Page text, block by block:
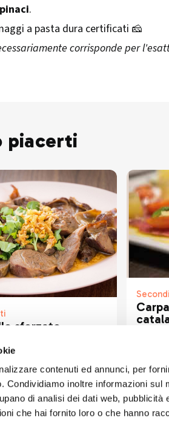
contenuti ed annunci, per
Condividiamo inoltre informazioni sul
di analisi dei dati web, pubblicità
che hai fornito loro o che hanno
.
a pasta dura certificati 🧀
corrisponde per
piacerti
sforzato